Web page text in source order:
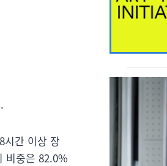
시간 이상 장
비중은 82.0%